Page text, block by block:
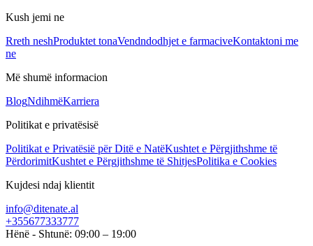
Kush jemi ne
Rreth neshProduktet tonaVendndodhjet e farmaciveKontaktoni me
ne
Më shumë informacion
BlogNdihmëKarriera
Politikat e privatësisë
Politikat e Privatësië për Ditë e NatëKushtet e Përgjithshme të
PërdorimitKushtet e Përgjithshme të ShitjesPolitika e Cookies
Kujdesi ndaj klientit
info@ditenate.al
+355677333777
Hënë - Shtunë: 09:00 – 19:00